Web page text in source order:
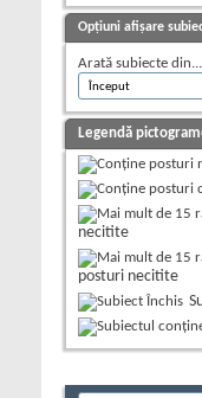
Opțiuni afișare
Arată subiecte din...
Legendă
necitite
posturi necitite